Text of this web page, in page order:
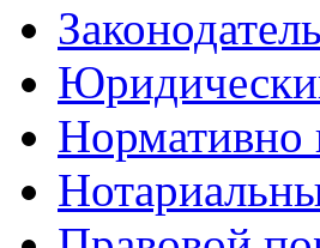
Нормативно